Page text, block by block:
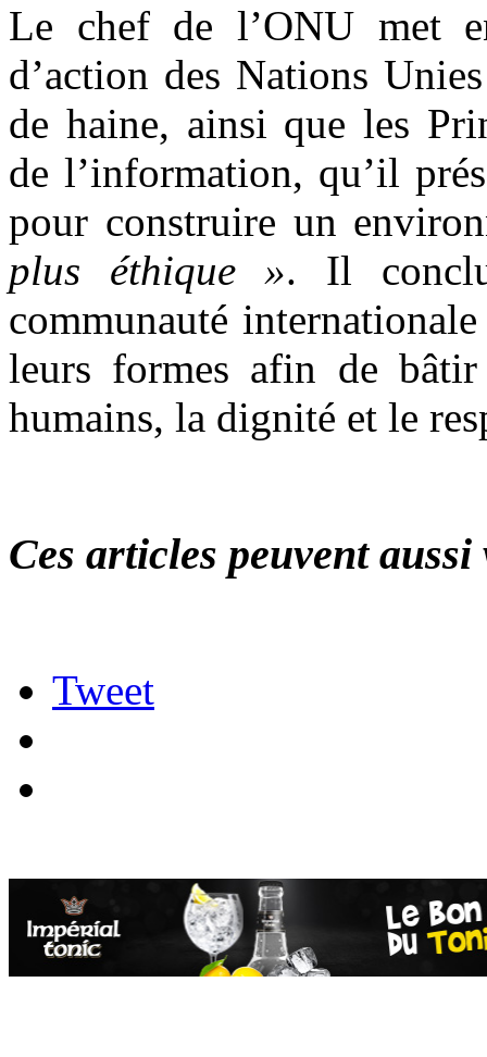
Le chef de l’ONU met
d’action des Nations
de haine, ainsi que les
de l’information, qu’il
pour construire un
plus éthique ». Il
communauté
leurs formes afin de
humains, la dignité et le
Ces articles peuvent
Tweet